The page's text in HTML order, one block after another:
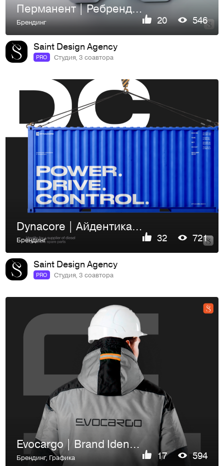
Перманент | Ребрендинг и сайт
Брендинг 20 546
Saint Design Agency
PRO Студия, 3 соавтора
Dynacore | Айдентика для поставщика дизельных двигателей
Брендинг 32 721
Saint Design Agency
PRO Студия, 3 соавтора
Evocargo | Brand Identity | Site | Custom font
Брендинг, Графика 17 594